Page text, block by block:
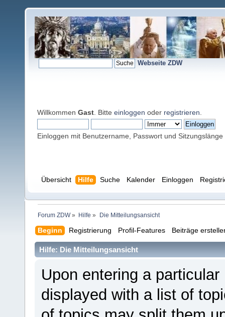
Webseite ZDW
Willkommen Gast . Bitte einloggen oder registrieren
Einloggen mit Benutzername, Passwort und Sitzungslänge
Übersicht Hilfe Suche Kalender Einloggen
Forum ZDW» Hilfe » Die Mitteilungsansicht
Beginn Registrierung Profil-Features Beiträge
Hilfe: Die Mitteilungsansicht
Upon entering a
displayed with a list of